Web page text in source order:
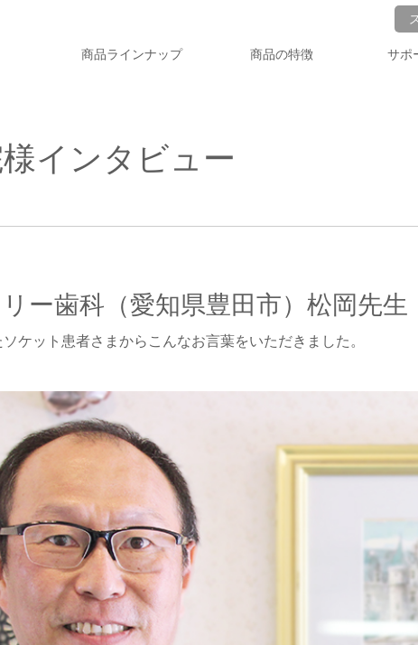
商品ラインナップ 商品の特徴 サポ
インタビュー
ー歯科（愛知県豊田市）松岡先生
ケット患者さまからこんなお言葉をいただきました。